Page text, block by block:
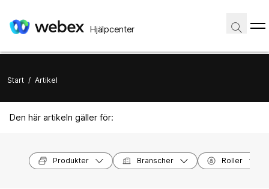
Hjälpcenter
Start / Artikel
Den här artikeln gäller för:
Produkter Branscher Roller